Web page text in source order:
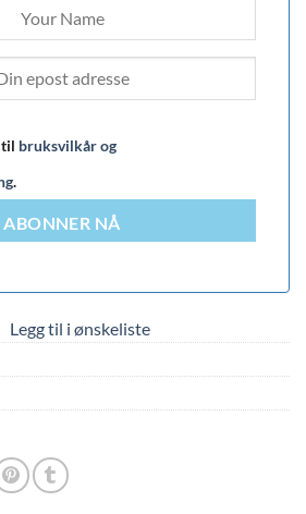
til bruksvilkår og
.
ABONNER NÅ
Legg til i ønskeliste